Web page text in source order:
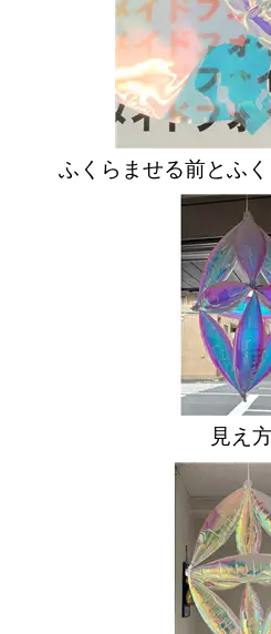
ふくらませる前とふ
見え